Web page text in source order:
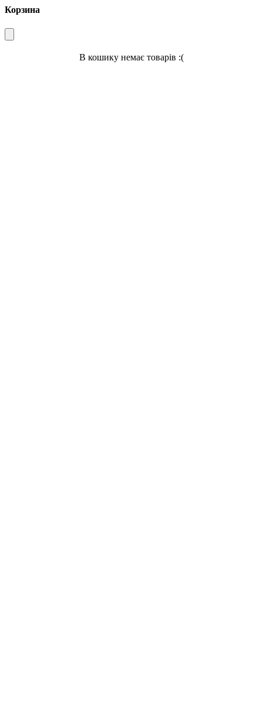
Корзина
В кошику немає товарів :(